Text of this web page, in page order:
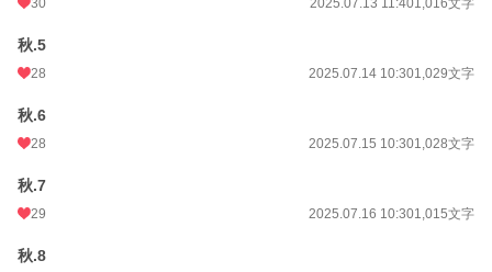
30 2025.07.13 11:401,016文字
秋.5
28 2025.07.14 10:301,029文字
秋.6
28 2025.07.15 10:301,028文字
秋.7
29 2025.07.16 10:301,015文字
秋.8